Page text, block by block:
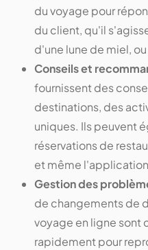
du voyage pour
du client, qu'il
d'une lune de miel,
Conseils et
fournissent des
destinations, des
uniques. Ils peuvent
réservations de
et même
Gestion des
de changements de
voyage en ligne sont
rapidement pour